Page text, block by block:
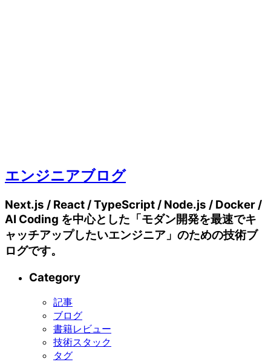
エンジニアブログ
Next.js / React / TypeScript / Node.js / Docker /
AI Coding を中心とした「モダン開発を最速でキ
ャッチアップしたいエンジニア」のための技術ブ
ログです。
Category
記事
ブログ
書籍レビュー
技術スタック
タグ